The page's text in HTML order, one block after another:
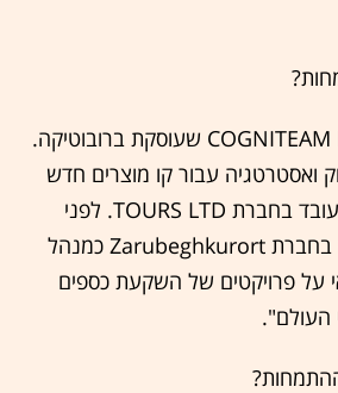
בחברת ההיי-טק COGNITEAM LTD שעוסקת ברובוטיקה.
ואסטרטגיה עבור קו מוצרים חדש
של החברה. כיום אני עובד בחברת TOURS LTD. לפני
שהגעתי לארץ עבדתי בחברת Zarubeghkurort כמנהל
על פרויקטים של השקעת כספים
העולם".